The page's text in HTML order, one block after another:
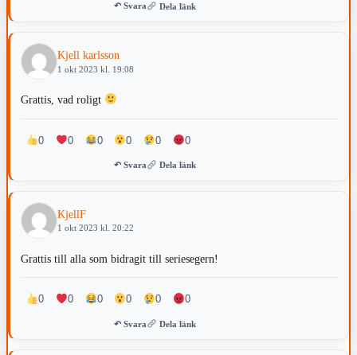
↶ Svara Dela länk
Kjell karlsson
1 okt 2023 kl. 19:08
Grattis, vad roligt
0 0 0 0 0 0
↶ Svara Dela länk
KjellF
1 okt 2023 kl. 20:22
Grattis till alla som bidragit till seriesegern!
0 0 0 0 0 0
↶ Svara Dela länk